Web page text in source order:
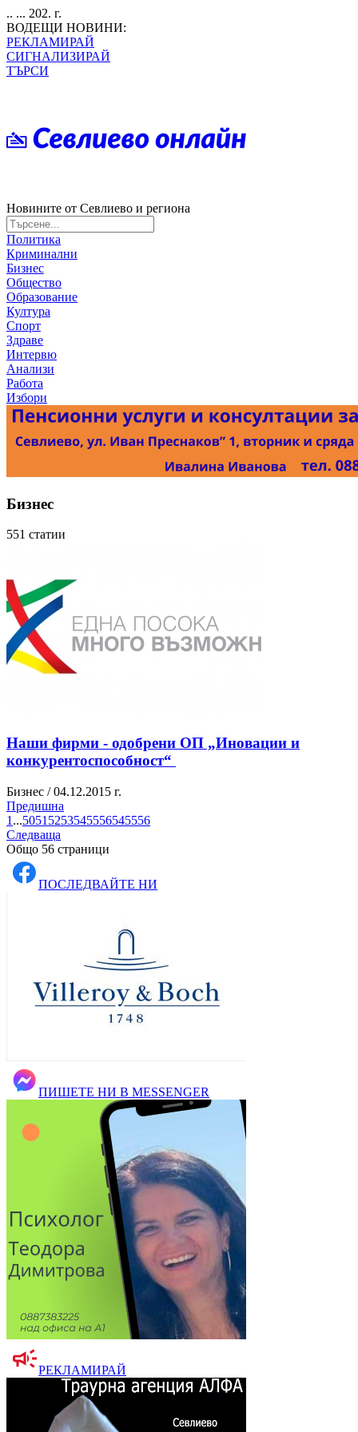
.. ... 202. г.
ВОДЕЩИ НОВИНИ:
РЕКЛАМИРАЙ
СИГНАЛИЗИРАЙ
ТЪРСИ
Новините от Севлиево и региона
Политика
Криминални
Бизнес
Общество
Образование
Култура
Спорт
Здраве
Интервю
Анализи
Работа
Избори
Бизнес
551 статии
Наши фирми - одобрени ОП „Иновации и
конкурентоспособност“
Бизнес / 04.12.2015 г.
Предишна
1 ...5051 5253545556545556
Следваща
Общо 56 страници
ПОСЛЕДВАЙТЕ НИ
ПИШЕТЕ НИ В MESSENGER
РЕКЛАМИРАЙ